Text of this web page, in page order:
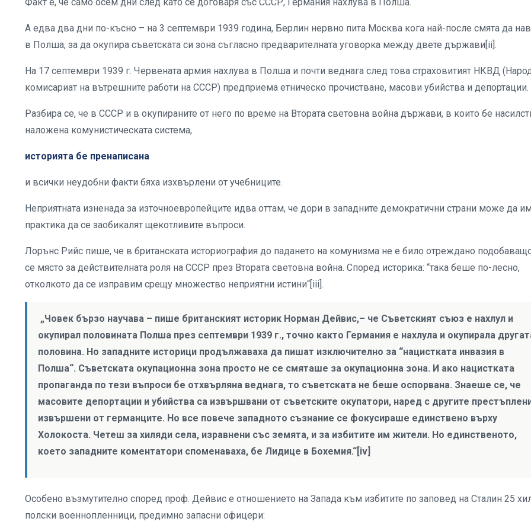
А едва два дни по-късно – на 3 септември 1939 година, Берлин нервно пита Москва кога най-после смята да
в Полша, за да окупира съветската си зона съгласно предварителната уговорка между двете държави[ii].
На 17 септември 1939 г. Червената армия нахлува в Полша и почти веднага след това страховитият НКВД
комисариат на вътрешните работи на СССР) предприема етническо прочистване, масови убийства и депортации.
Разбира се, че в СССР и в окупираните от него по време на Втората световна война държави, в които бе
наложена комунистическата система,
историята бе пренаписана
и всички неудобни факти бяха изхвърлени от учебниците.
Неприятната изненада за източноевропейците идва оттам, че дори в западните демократични страни може да
практика да се заобикалят щекотливите въпроси.
Лорънс Рийс пише, че в британската историография до падането на комунизма не е било отреждано
се място за действителната роля на СССР през Втората световна война. Според историка: “така беше по-лесно,
отколкото да се изправим срещу множество неприятни истини“[iii].
„Човек бързо научава – пише британският историк Норман Дейвис,– че Съветският съюз е нахлул и
окупирал половината Полша през септември 1939 г., точно както Германия е нахлула и окупирала
половина. Но западните историци продължаваха да пишат изключително за “нацистката инвазия в
Полша“. Съветската окупационна зона просто не се смяташе за окупационна зона. И ако нацистката
пропаганда по тези въпроси бе отхвърляна веднага, то съветската не беше оспорвана. Знаеше се, че
масовите депортации и убийства са извършвани от съветските окупатори, наред с другите
извършени от германците. Но все повече западното съзнание се фокусираше единствено върху
Холокоста. Четеш за хиляди села, изравнени със земята, и за избитите им жители. Но единственото,
което западните коментатори споменаваха, бе Лидице в Бохемия.“[iv]
Особено възмутително според проф. Дейвис е отношението на Западa към избитите по заповед на Сталин 25
полски военнопленници, предимно запасни офицери: